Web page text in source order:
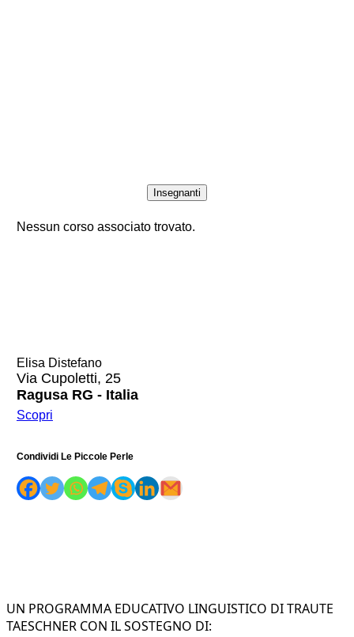
Insegnanti
Nessun corso associato trovato.
Elisa Distefano
Via Cupoletti, 25
Ragusa RG - Italia
Scopri
Condividi Le Piccole Perle
UN PROGRAMMA EDUCATIVO LINGUISTICO DI TRAUTE
TAESCHNER CON IL SOSTEGNO DI: